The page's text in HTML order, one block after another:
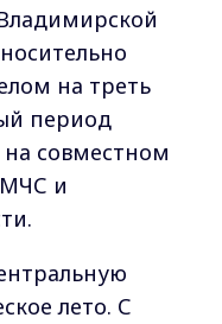
на треть
период
совместном
и
лето. С